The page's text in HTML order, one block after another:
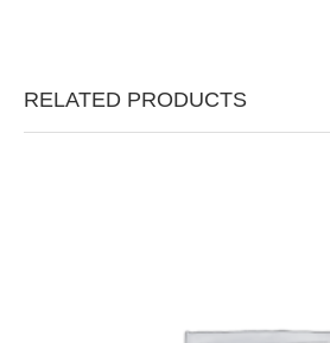
RELATED PRODUCTS